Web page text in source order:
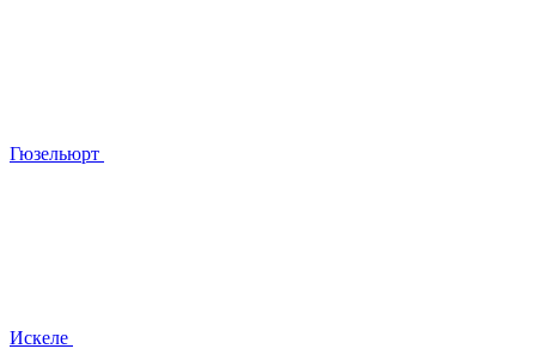
Гюзельюрт
Искеле